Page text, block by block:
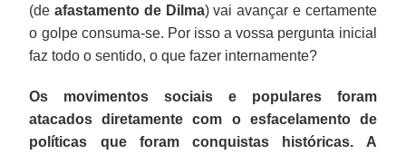
(deafastamento de Dilma) vai avançar e certamente
o golpe consuma-se. Por isso a vossa pergunta inicial
faz todo o sentido, o que fazer internamente?
Os movimentos sociais e populares foram
atacados diretamente com o esfacelamento de
políticas que foram conquistas históricas. A